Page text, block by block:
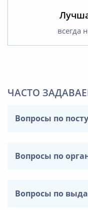
всегда
ЧАСТО
Вопросы по
Вопросы по
Вопросы по